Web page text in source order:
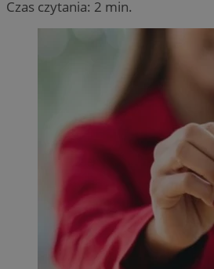
Czas czytania: 2 min.